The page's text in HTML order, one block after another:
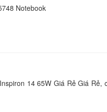
Notebook
14 65W Giá Rẻ Giá